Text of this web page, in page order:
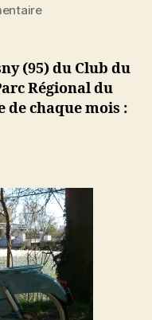
sur
le
02-
04-
2017
(95) du Club du
Régional du
chaque mois :